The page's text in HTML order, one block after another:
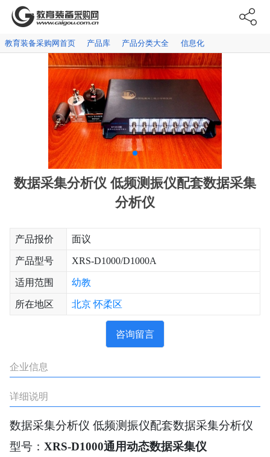
教育装备采购网首页 产品库 产品分类大全 信息化
数据采集分析仪 低频测振仪配套数据采集
分析仪
产品报价 面议
产品型号 XRS-D1000/D1000A
适用范围 幼教
所在地区 北京 怀柔区
咨询留言
企业信息
详细说明
数据采集分析仪 低频测振仪配套数据采集分析仪
型号： XRS-D1000通用动态数据采集仪